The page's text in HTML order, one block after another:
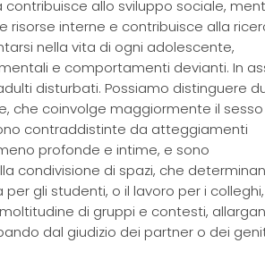
contribuisce allo sviluppo sociale,
interne e contribuisce alla
nella vita di ogni adolescente,
e comportamenti devianti. In
disturbati. Possiamo distinguere
che coinvolge maggiormente il sesso
contraddistinte da atteggiamenti
profonde e intime, e sono
condivisione di spazi, che
gli studenti, o il lavoro per i
di gruppi e contesti,
dal giudizio dei partner o dei